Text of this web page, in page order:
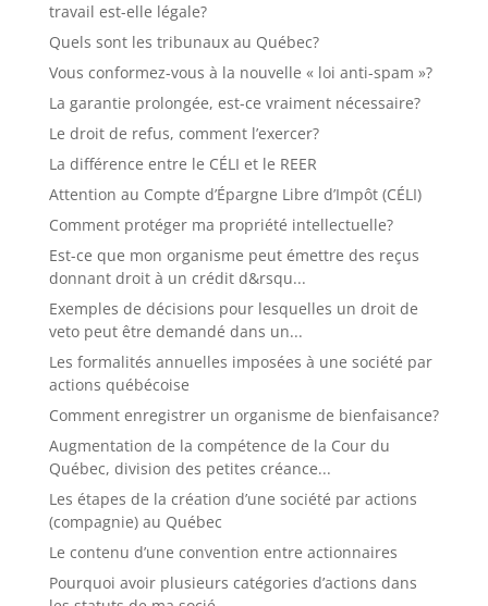
travail est-elle légale?
Quels sont les tribunaux au Québec?
Vous conformez-vous à la nouvelle « loi anti-spam »?
La garantie prolongée, est-ce vraiment nécessaire?
Le droit de refus, comment l’exercer?
La différence entre le CÉLI et le REER
Attention au Compte d’Épargne Libre d’Impôt (CÉLI)
Comment protéger ma propriété intellectuelle?
Est-ce que mon organisme peut émettre des reçus
donnant droit à un crédit d&rsqu...
Exemples de décisions pour lesquelles un droit de
veto peut être demandé dans un...
Les formalités annuelles imposées à une société par
actions québécoise
Comment enregistrer un organisme de bienfaisance?
Augmentation de la compétence de la Cour du
Québec, division des petites créance...
Les étapes de la création d’une société par actions
(compagnie) au Québec
Le contenu d’une convention entre actionnaires
Pourquoi avoir plusieurs catégories d’actions dans